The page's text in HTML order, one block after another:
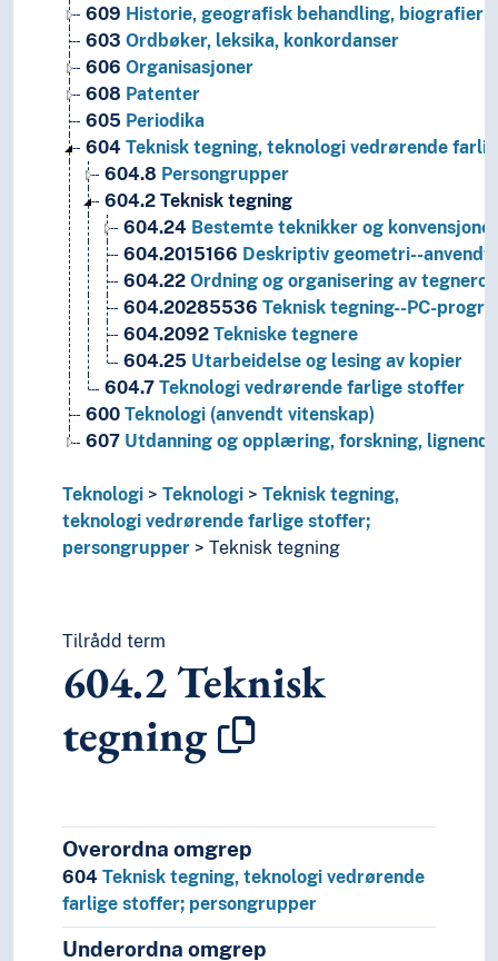
609 Historie, geografisk behandling, biografier
603 Ordbøker, leksika, konkordanser
606 Organisasjoner
608 Patenter
605 Periodika
604 Teknisk tegning, teknologi vedrørende
604.8 Persongrupper
604.2 Teknisk tegning
604.24 Bestemte teknikker og
604.2015166 Deskriptiv geometri--anvendt
604.22 Ordning og organisering av
604.20285536 Teknisk tegning--PC-
604.2092 Tekniske tegnere
604.25 Utarbeidelse og lesing av kopier
604.7 Teknologi vedrørende farlige stoffer
600 Teknologi (anvendt vitenskap)
607 Utdanning og opplæring, forskning,
Teknologi Teknologi
Teknisk tegning,
teknologi vedrørende farlige stoffer;
persongrupper
Teknisk tegning
Tilrådd term
604.2Teknisk
tegning
Overordna omgrep
604 Teknisk tegning, teknologi vedrørende
farlige stoffer; persongrupper
Underordna omgrep